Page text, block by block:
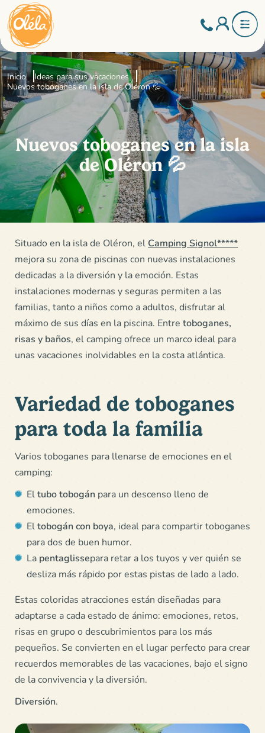
Inicio
Ideas para sus vacaciones
Nuevos toboganes en la isla de Oléron 💦
Nuevos toboganes en la isla
de Oléron 💦
Situado en la isla de Oléron, el Camping Signol*****
mejora su zona de piscinas con nuevas instalaciones
dedicadas a la diversión y la emoción. Estas
instalaciones modernas y seguras permiten a las
familias, tanto a niños como a adultos, disfrutar al
máximo de sus días en la piscina. Entre toboganes,
risas y baños, el camping ofrece un marco ideal para
unas vacaciones inolvidables en la costa atlántica.
Variedad de toboganes
para toda la familia
Varios toboganes para llenarse de emociones en el
camping:
El tubo tobogán para un descenso lleno de
emociones.
El tobogán con boya, ideal para compartir toboganes
para dos de buen humor.
La pentaglissepara retar a los tuyos y ver quién se
desliza más rápido por estas pistas de lado a lado.
Estas coloridas atracciones están diseñadas para
adaptarse a cada estado de ánimo: emociones, retos,
risas en grupo o descubrimientos para los más
pequeños. Se convierten en el lugar perfecto para crear
recuerdos memorables de las vacaciones, bajo el signo
de la convivencia y la diversión.
Diversión.